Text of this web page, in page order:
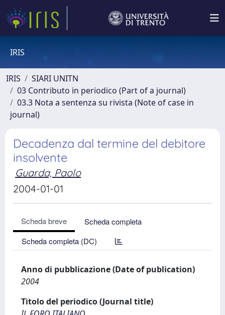
IRIS
IRIS
SIARI UNITN
03 Contributo in periodico (Part of a journal)
03.3 Nota a sentenza su rivista (Note of case in
journal)
Decadenza dal termine del debitore
insolvente
Guarda, Paolo
2004-01-01
Scheda breve
Scheda completa
Scheda completa (DC)
Anno di pubblicazione (Date of publication)
2004
Titolo del periodico (Journal title)